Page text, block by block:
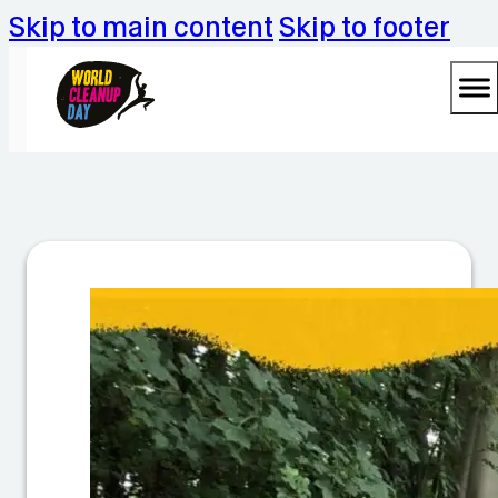
Skip to main content Skip to footer
o
rl
d
C
le